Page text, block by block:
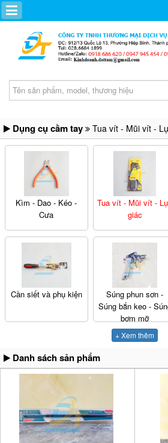
Dụng cụ cầm tay Tua vít - Mũi vít -
Kìm - Dao - Kéo -
Cưa
Tua vít - Mũi vít -
giác
Cần siết và phụ kiện
Súng phun sơn -
Súng bắn keo -
bơm mỡ
+ Xem thêm
Danh sách sản phẩm